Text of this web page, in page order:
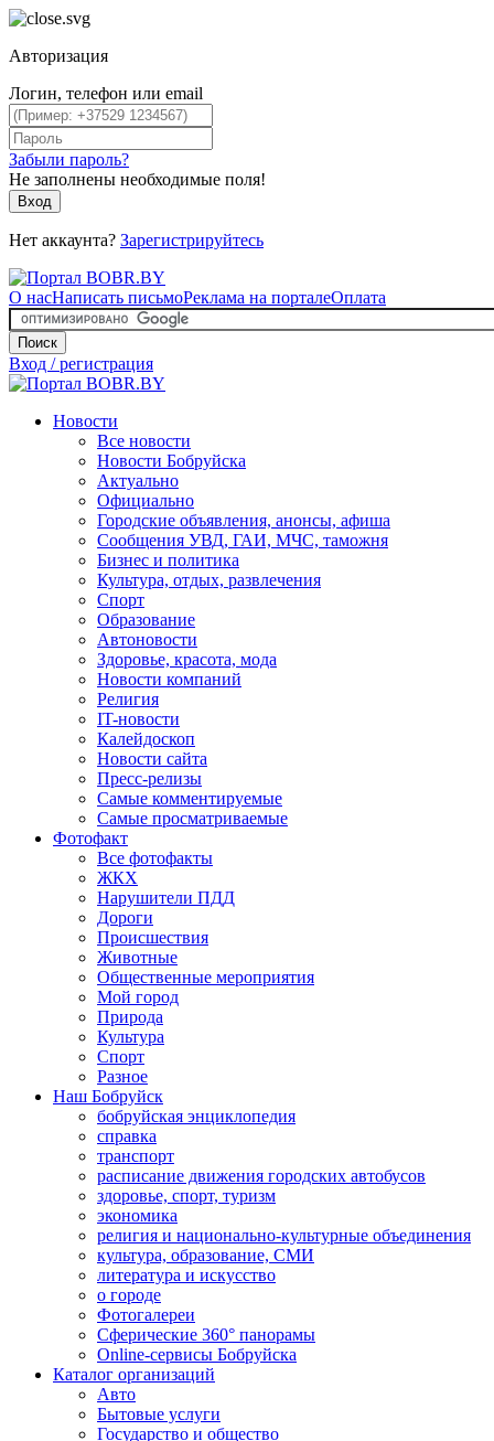
Авторизация
Логин, телефон или email
Забыли пароль?
Не заполнены необходимые поля!
Вход
Нет аккаунта? Зарегистрируйтесь
О насНаписать письмоРеклама на порталеОплата
Поиск
Вход / регистрация
Новости
Все новости
Новости Бобруйска
Актуально
Официально
Городские объявления, анонсы, афиша
Сообщения УВД, ГАИ, МЧС, таможня
Бизнес и политика
Культура, отдых, развлечения
Спорт
Образование
Автоновости
Здоровье, красота, мода
Новости компаний
Религия
IT-новости
Калейдоскоп
Новости сайта
Пресс-релизы
Самые комментируемые
Самые просматриваемые
Фотофакт
Все фотофакты
ЖКХ
Нарушители ПДД
Дороги
Происшествия
Животные
Общественные мероприятия
Мой город
Природа
Культура
Спорт
Разное
Наш Бобруйск
бобруйская энциклопедия
справка
транспорт
расписание движения городских автобусов
здоровье, спорт, туризм
экономика
религия и национально-культурные объединения
культура, образование, СМИ
литература и искусство
о городе
Фотогалереи
Сферические 360° панорамы
Online-сервисы Бобруйска
Каталог организаций
Авто
Бытовые услуги
Государство и общество